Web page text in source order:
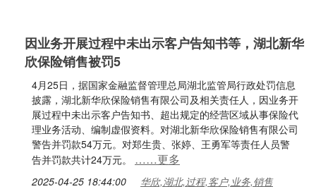
因业务开展过程中未出示客户告知书等，湖北新华
欣保险销售被罚5
4月25日，据国家金融监督管理总局湖北监管局行政处罚信息
披露，湖北新华欣保险销售有限公司及相关责任人，因业务开
展过程中未出示客户告知书、超出规定的经营区域从事保险代
理业务活动、编制虚假资料。对湖北新华欣保险销售有限公司
警告并罚款54万元。对郑生贵、张婷、王勇军等责任人员警
告并罚款共计24万元。 ……更多
2025-04-25 18:44:00 华欣,湖北,过程,客户,业务,销售